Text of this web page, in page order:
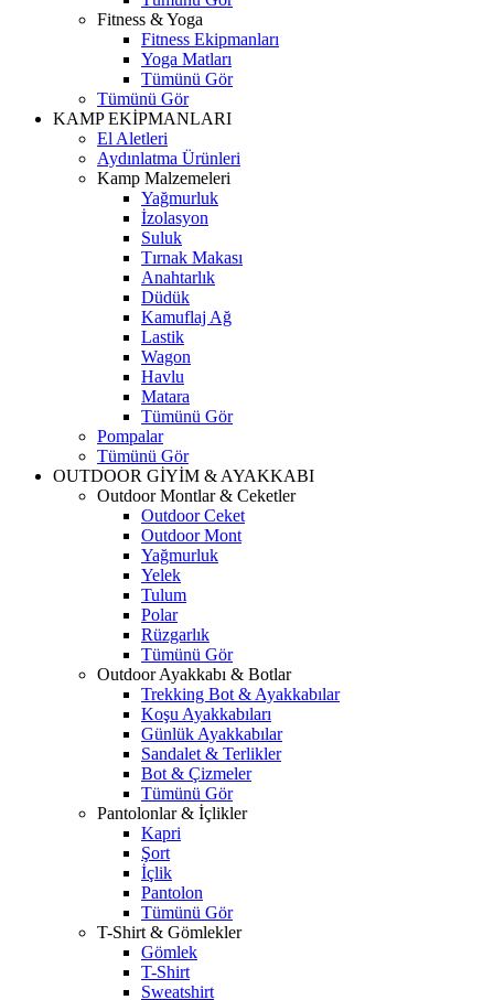
Fitness & Yoga
Fitness Ekipmanları
Yoga Matları
Tümünü Gör
Tümünü Gör
KAMP EKİPMANLARI
El Aletleri
Aydınlatma Ürünleri
Kamp Malzemeleri
Yağmurluk
İzolasyon
Suluk
Tırnak Makası
Anahtarlık
Düdük
Kamuflaj Ağ
Lastik
Wagon
Havlu
Matara
Tümünü Gör
Pompalar
Tümünü Gör
OUTDOOR GİYİM & AYAKKABI
Outdoor Montlar & Ceketler
Outdoor Ceket
Outdoor Mont
Yağmurluk
Yelek
Tulum
Polar
Rüzgarlık
Tümünü Gör
Outdoor Ayakkabı & Botlar
Trekking Bot & Ayakkabılar
Koşu Ayakkabıları
Günlük Ayakkabılar
Sandalet & Terlikler
Bot & Çizmeler
Tümünü Gör
Pantolonlar & İçlikler
Kapri
Şort
İçlik
Pantolon
Tümünü Gör
T-Shirt & Gömlekler
Gömlek
T-Shirt
Sweatshirt